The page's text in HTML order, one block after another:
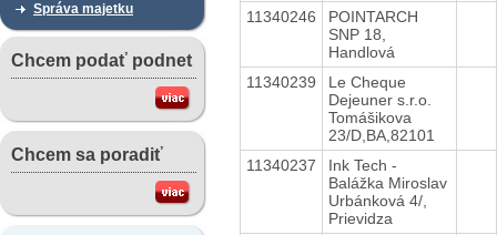
Správa majetku
Chcem podať podnet
Chcem sa poradiť
11340246
POINTARCH
SNP 18,
Handlová
11340239
Le Cheque
Dejeuner s.r.o.
Tomášikova
23/D,BA,82101
11340237
Ink Tech -
Balážka Miroslav
Urbánková 4/,
Prievidza